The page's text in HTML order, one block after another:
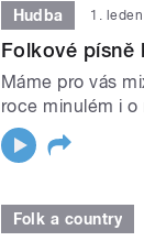
Hudba 1.
Folkové písně
Máme pro vás
roce minulém i
Folk a country